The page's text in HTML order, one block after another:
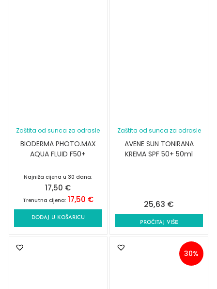
Zaštita od sunca za odrasle
BIODERMA PHOTO.MAX
AQUA FLUID F50+
Najniža cijena u 30 dana:
17,50 €
Trenutna cijena: 17,50 €
DODAJ U KOŠARICU
Zaštita od sunca za odrasle
AVENE SUN TONIRANA
KREMA SPF 50+ 50ml
25,63 €
PROČITAJ VIŠE
30%